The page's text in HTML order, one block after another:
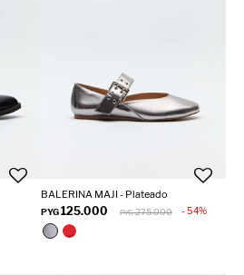
BALERINA MAJI - Plateado
PYG125.000 PYG 275.000 54